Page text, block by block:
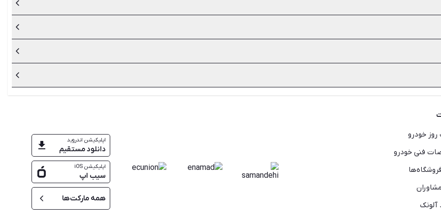
کنسول قرار می‌دهید و چه بازی‌هایی که آن‌ها را از فروشگاه پلی استیشن 4 دانلود و خریداری می‌کنید.
اما شما می‌توانید به عنوان خریدار پلی استیشن دست دوم از فروشنده تقاضا کنید که در صورت امکان، به مدت مشخصی محصول را
خودرو
فنی خودرو
آلونک
اپلیکیشن اندروید
دانلود مستقیم
اپلیکیشن iOS
سیب اپ
همه مارکت‌ها